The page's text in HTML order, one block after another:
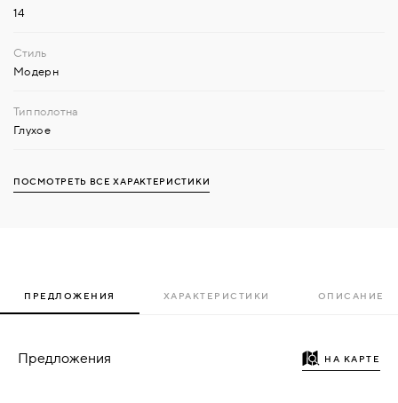
14
Модерн
Глухое
ПОСМОТРЕТЬ ВСЕ ХАРАКТЕРИСТИКИ
ПРЕДЛОЖЕНИЯ ХАРАКТЕРИСТИКИ ОПИСАНИЕ
Предложения НА КАРТЕ